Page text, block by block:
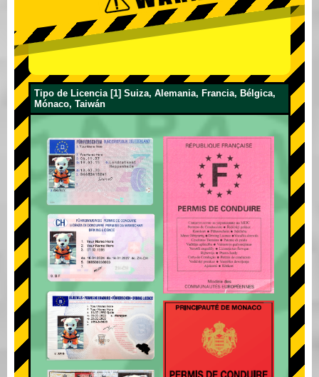
Tipo de Licencia [1] Suiza, Alemania, Francia, Bélgica,
Mónaco, Taiwán